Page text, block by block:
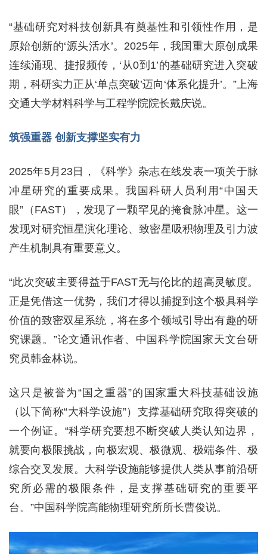
“基础研究对科技创新具有奠基性和引领性作用，是
原始创新的‘源头活水’。2025年，我国重大原创成果
连续涌现、捷报频传，‘从0到1’的基础研究进入突破
期，科研实力正从‘单点突破’迈向‘体系化提升’。”上海
交通大学材料科学与工程学院院长戴庆说。
筑强重器 创新支撑坚实有力
2025年5月23日，《科学》杂志在线发表一项关于脉
冲星研究的重要成果。我国科研人员利用“中国天
眼”（FAST），发现了一颗罕见的掩食脉冲星。这一
发现对研究恒星演化理论、致密星吸积物理及引力波
产生机制具有重要意义。
“此次突破主要得益于FAST无与伦比的超高灵敏度。
正是凭借这一优势，我们才得以捕捉到这个极具科学
价值的致密双星系统，将在多个领域引导出有趣的研
究课题。”论文通讯作者、中国科学院国家天文台研
究员韩金林说。
这只是被誉为“国之重器”的国家重大科技基础设施
（以下简称“大科学设施”）支撑基础研究取得突破的
一个例证。“科学研究要想不断突破人类认知边界，
就要向极限挑战，向极宏观、极微观、极端条件、极
综合交叉发展。大科学设施能够提供人类从事前沿研
究所必需的极限条件，是支撑基础研究的重要平
台。”中国科学院高能物理研究所所长曹俊说。